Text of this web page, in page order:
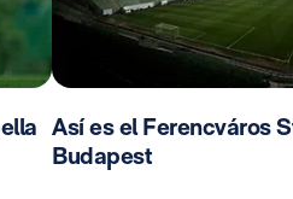
Así es el Ferencváros
Budapest